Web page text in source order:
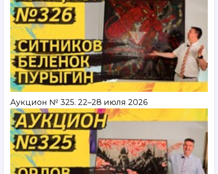
Аукцион № 325. 22–28 июля 2026